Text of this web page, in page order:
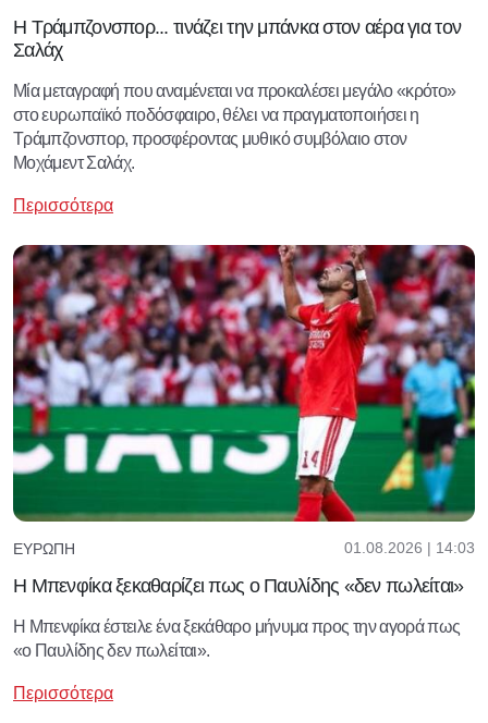
Η Τράμπζονσπορ... τινάζει την μπάνκα στον αέρα για τον
Σαλάχ
Μία μεταγραφή που αναμένεται να προκαλέσει μεγάλο «κρότο»
στο ευρωπαϊκό ποδόσφαιρο, θέλει να πραγματοποιήσει η
Τράμπζονσπορ, προσφέροντας μυθικό συμβόλαιο στον
Μοχάμεντ Σαλάχ.
Περισσότερα
ΕΥΡΏΠΗ 01.08.2026 | 14:03
Η Μπενφίκα ξεκαθαρίζει πως ο Παυλίδης «δεν πωλείται»
Η Μπενφίκα έστειλε ένα ξεκάθαρο μήνυμα προς την αγορά πως
«ο Παυλίδης δεν πωλείται».
Περισσότερα